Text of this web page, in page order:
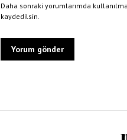
Daha sonraki yorumlarımda
kaydedilsin.